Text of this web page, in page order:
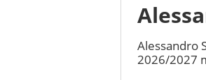
Alessandro
2026/2027